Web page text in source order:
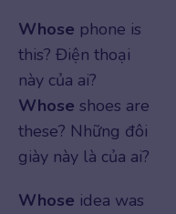
Whose phone is
this? Điện thoại
này của ai?
Whose shoes are
these? Những đôi
giày này là của ai?
Whose idea was